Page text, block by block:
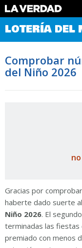
Comprobar Loteria del
Premios
Noticias
Datos
Historia
LOTERÍA
Comprobar
del Niño 2026
Gracias por
haberte dado suerte
Niño 2026. El
terminadas las fiestas
premiado con menos